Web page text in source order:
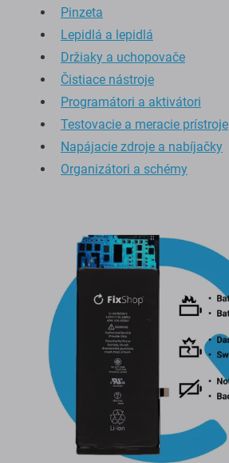
Pinzeta
Lepidlá a lepidlá
Držiaky a uchopovače
Čistiace nástroje
Programátori a aktivátori
Testovacie a meracie prístroje
Napájacie zdroje a nabíjačky
Organizátori a schémy